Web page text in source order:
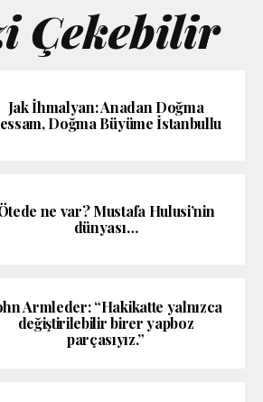
Çekebilir
Jak İhmalyan: Anadan Doğma
Doğma Büyüme İstanbullu
ne var? Mustafa Hulusi’nin
dünyası…
Armleder: “Hakikatte yalnızca
değiştirilebilir birer yapboz
parçasıyız.”